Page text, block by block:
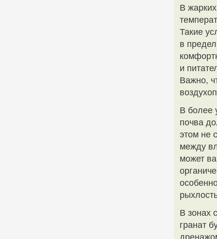
В
Такие
в
и
Важно,
В более
почва
этом не
между
может
В зонах
гранат